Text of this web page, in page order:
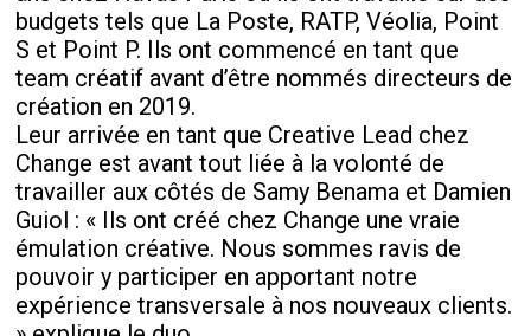
budgets tels que La Poste, RATP, Véolia, Point
S et Point P. Ils ont commencé en tant que
team créatif avant d’être nommés directeurs de
création en 2019.
Leur arrivée en tant que Creative Lead chez
Change est avant tout liée à la volonté de
travailler aux côtés de Samy Benama et Damien
Guiol : « Ils ont créé chez Change une vraie
émulation créative. Nous sommes ravis de
pouvoir y participer en apportant notre
expérience transversale à nos nouveaux clients.